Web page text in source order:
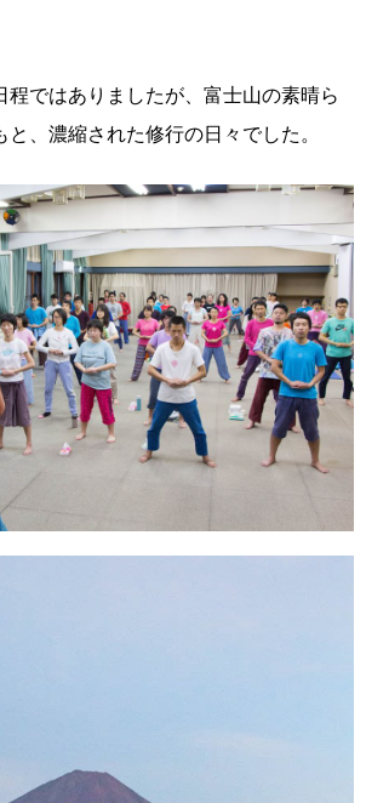
ではありましたが、富士山の素晴ら
と、濃縮された修行の日々でした。